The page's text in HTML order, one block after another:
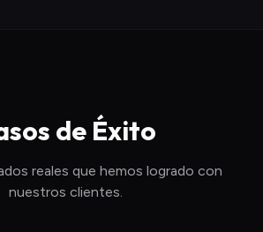
de Éxito
reales que hemos logrado con
nuestros clientes.